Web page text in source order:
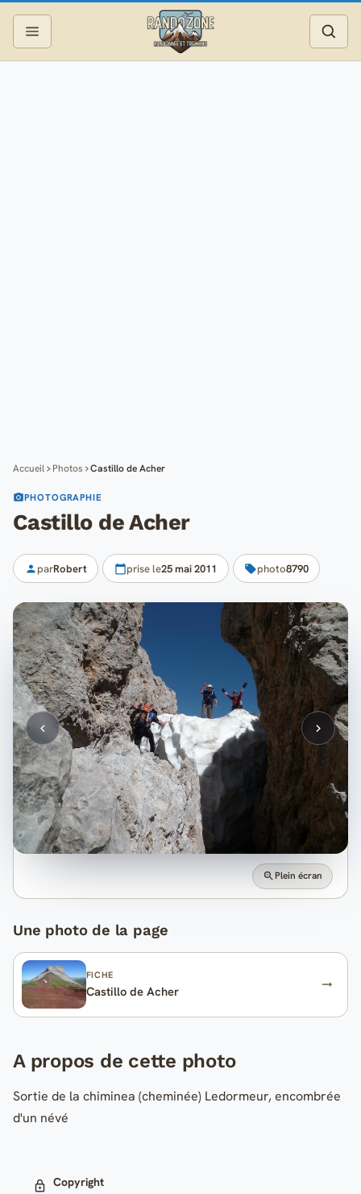
Accueil Photos Castillo de Acher
PHOTOGRAPHIE
Castillo de Acher
parRobert prise le25 mai 2011 photo8790
Plein écran
Une photo de la page
FICHE
Castillo de Acher
A propos de cette photo
Sortie de la chiminea (cheminée) Ledormeur, encombrée
d'un névé
Copyright